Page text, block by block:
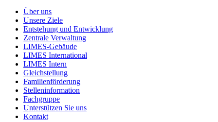
Über uns
Unsere Ziele
Entstehung und Entwicklung
Zentrale Verwaltung
LIMES-Gebäude
LIMES International
LIMES Intern
Gleichstellung
Familienförderung
Stelleninformation
Fachgruppe
Unterstützen Sie uns
Kontakt